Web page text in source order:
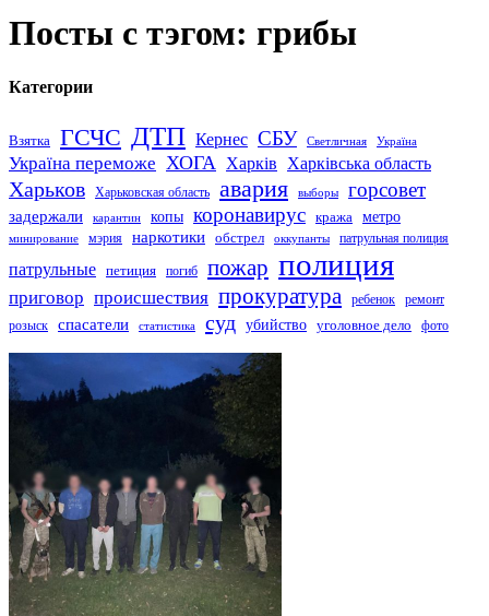
Посты с тэгом: грибы
Категории
Взятка ГСЧС ДТП Кернес СБУ Светличная Україна
Україна переможе ХОГА Харків Харківська область
Харьков Харьковская область авария выборы горсовет
задержали карантин копы коронавирус кража метро
минирование мэрия наркотики обстрел оккупанты патрульная полиция
патрульные петиция погиб пожар полиция
приговор происшествия прокуратура ребенок
ремонт
розыск
спасатели статистика суд убийство уголовное дело фото